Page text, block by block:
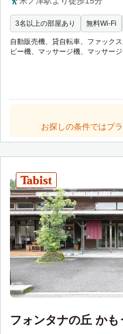
3名以上の部屋あり 無料Wi-Fi
自動販売機、貸自転車、ファック
ピー機、マッサージ機、マッサー
お探しの条件ではプ
フォンタナの丘 かも